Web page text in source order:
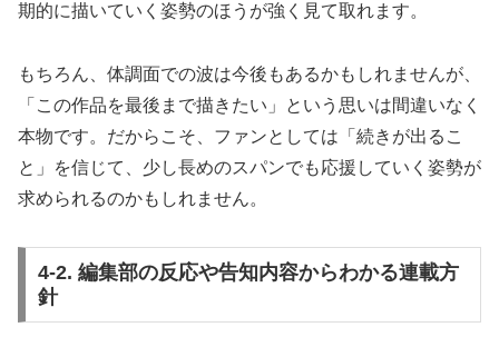
期的に描いていく姿勢のほうが強く見て取れます。
もちろん、体調面での波は今後もあるかもしれませんが、
「この作品を最後まで描きたい」という思いは間違いなく
本物です。だからこそ、ファンとしては「続きが出るこ
と」を信じて、少し長めのスパンでも応援していく姿勢が
求められるのかもしれません。
4-2. 編集部の反応や告知内容からわかる連載方
針